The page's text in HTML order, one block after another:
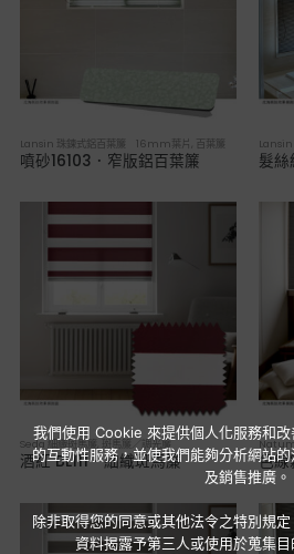
Lansin 珠鍊式鋁百葉簾 16mm葉片 百葉簾
噴砂16103．窄版鋁百葉簾 髮
Seda 細織斑馬簾 斑馬簾／調光簾
酒紅 BL111．細織斑馬簾
我們使用 Cookie 來提供個人化服務和
的互動性服務，並使我們能夠分析網站
及銷售推廣。
除非取得您的同意或其他法令之特別規
資料揭露予第三人或使用於蒐集目